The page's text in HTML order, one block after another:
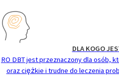
DLA KOGO
RO DBT jest przeznaczony dla osób,
oraz ciężkie i trudne do leczenia